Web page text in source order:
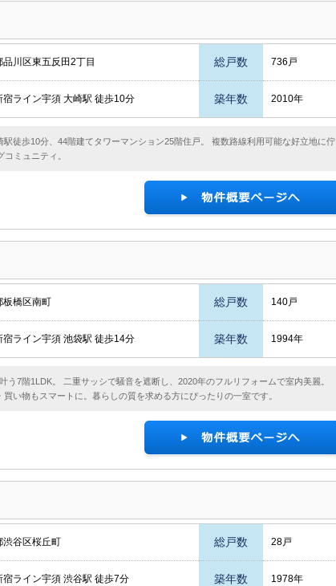
品川区東五反田2丁目 総戸数 736戸
宿ライン宇須 大崎駅 徒歩10分 築年数 2010年
駅徒歩10分、44階建てタワーマンション25階住戸。 複数路線利用可能な好立地に佇
ミュニティ。
板橋区南町 総戸数 140戸
宿ライン宇須 池袋駅 徒歩14分 築年数 1994年
う7階1LDK。 二重サッシで騒音を遮断し、2020年のフルリフォームで室内美麗。
い物もスマートに。暮らしの質を求める方にぴったりの一室です。
渋谷区桜丘町 総戸数 28戸
宿ライン宇須 渋谷駅 徒歩7分 築年数 1978年